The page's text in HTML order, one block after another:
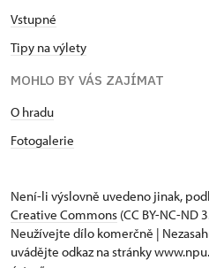
Vstupné
Tipy na výlety
MOHLO BY VÁS ZAJÍMAT
O hradu
Fotogalerie
Není-li výslovně uvedeno jinak,
Creative Commons (CC BY-NC-ND
Neužívejte dílo komerčně |
uvádějte odkaz na stránky